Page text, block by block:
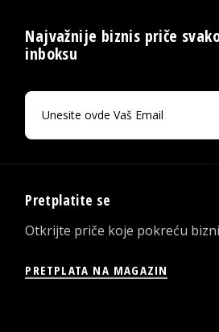
Najvažnije biznis priče
inboksu
Pretplatite se
Otkrijte priče koje pokreću
PRETPLATA NA MAGAZIN